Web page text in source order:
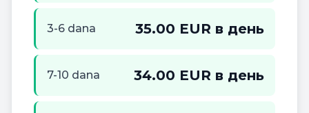
3-6 dana 35.00 EUR в день
7-10 dana 34.00 EUR в день